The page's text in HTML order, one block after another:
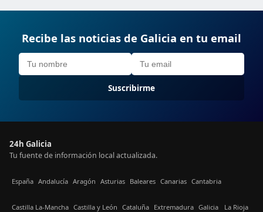
Recibe las noticias de Galicia en tu email
Suscribirme
24h Galicia
Tu fuente de información local actualizada.
España Andalucía Aragón Asturias Baleares Canarias Cantabria
Castilla La-Mancha Castilla y León Cataluña Extremadura Galicia La Rioja